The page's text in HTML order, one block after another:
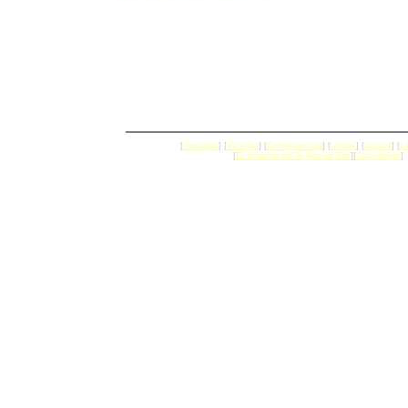
[Principal] [Vicente] [Conferencias] [Libros] [Cartas] [
[El símbolo de la Nueva Era][Copyrights]